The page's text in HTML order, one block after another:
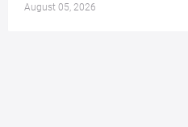
August 05, 2026